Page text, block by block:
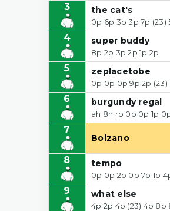
3 the cat's
0p 6p 3p 3p 7p (23)
4 super buddy
8p 2p 3p 2p 1p 2p
5 zeplacetobe
0p 0p 0p 9p 2p (23)
6 burgundy regal
ah 8h rp 0p 0p 1p
7
Bolzano
8 tempo
0p 0p 2p 0p 7p 1p
9 what else
4p 2p 4p (23) 4p 8p